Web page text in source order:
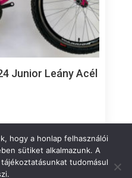
Junior Leány Acél
hogy a honlap felhasználói
sütiket alkalmazunk. A
tudomásul